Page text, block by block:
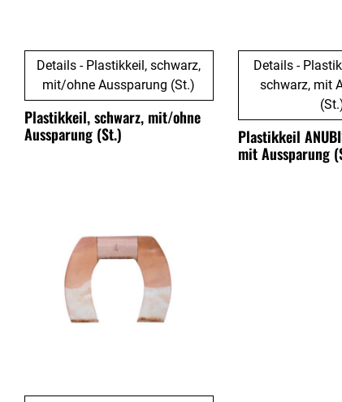
Details - Plastikkeil, schwarz,
mit/ohne Aussparung (St.)
Plastikkeil, schwarz, mit/ohne
Aussparung (St.)
Details -
schwarz, mit
Plastikkeil
mit Aussparung